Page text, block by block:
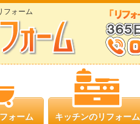
フォーム
ォーム キッチンのリフォーム